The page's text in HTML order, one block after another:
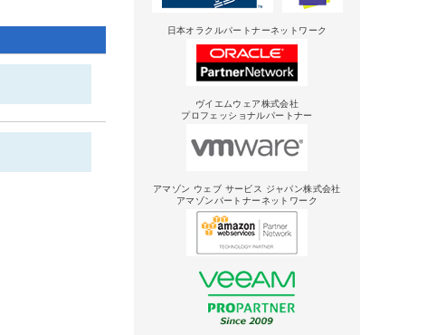
日本オラクルパートナーネットワーク
ヴイエムウェア株式会社
プロフェッショナルパートナー
アマゾン ウェブ サービス ジャパン株式会社
アマゾンパートナーネットワーク